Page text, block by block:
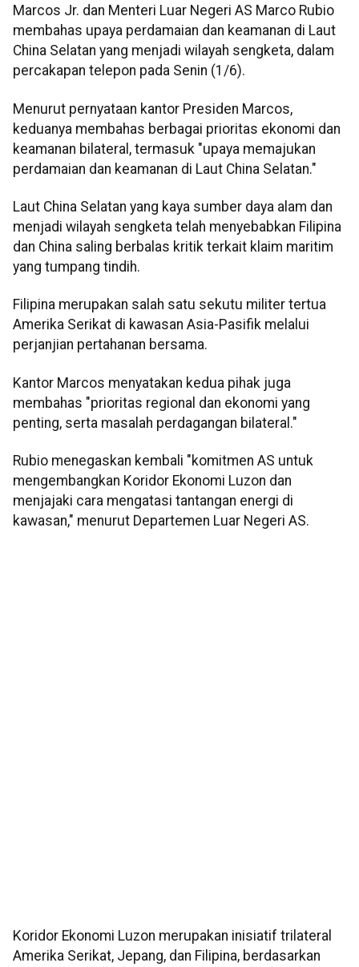
Marcos Jr. dan Menteri Luar Negeri AS Marco Rubio
membahas upaya perdamaian dan keamanan di Laut
China Selatan yang menjadi wilayah sengketa, dalam
percakapan telepon pada Senin (1/6).
Menurut pernyataan kantor Presiden Marcos,
keduanya membahas berbagai prioritas ekonomi dan
keamanan bilateral, termasuk "upaya memajukan
perdamaian dan keamanan di Laut China Selatan."
Laut China Selatan yang kaya sumber daya alam dan
menjadi wilayah sengketa telah menyebabkan Filipina
dan China saling berbalas kritik terkait klaim maritim
yang tumpang tindih.
Filipina merupakan salah satu sekutu militer tertua
Amerika Serikat di kawasan Asia-Pasifik melalui
perjanjian pertahanan bersama.
Kantor Marcos menyatakan kedua pihak juga
membahas "prioritas regional dan ekonomi yang
penting, serta masalah perdagangan bilateral."
Rubio menegaskan kembali "komitmen AS untuk
mengembangkan Koridor Ekonomi Luzon dan
menjajaki cara mengatasi tantangan energi di
kawasan," menurut Departemen Luar Negeri AS.
Koridor Ekonomi Luzon merupakan inisiatif trilateral
Amerika Serikat, Jepang, dan Filipina, berdasarkan